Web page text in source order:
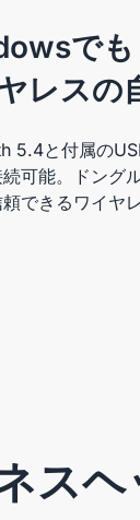
でも
レスの
5.4と付属の
可能。ドング
できるワイヤ
スヘ